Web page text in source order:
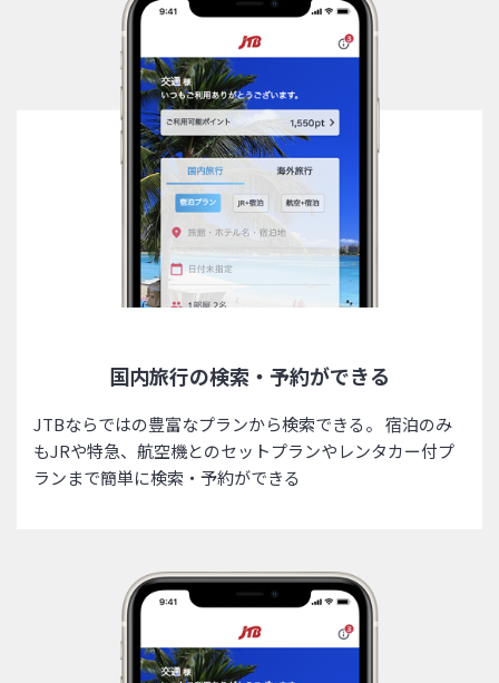
国内旅行の検索・予約ができる
JTBならではの豊富なプランから検索できる。 宿泊のみ
もJRや特急、航空機とのセットプランやレンタカー付プ
ランまで簡単に検索・予約ができる